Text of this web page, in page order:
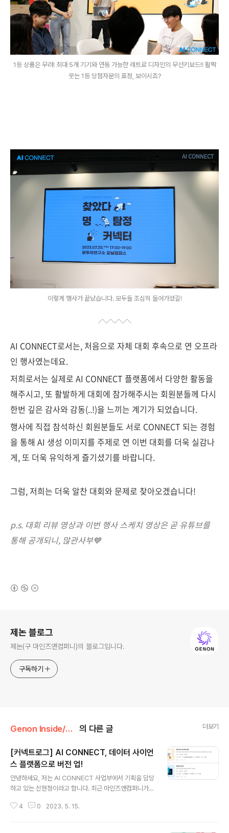
1등 상품은 무려! 최대 5개 기기와 연동 가능한 레트로 디자인의 무선키보드!! 활짝
웃는 1등 당첨자분의 표정, 보이시죠?
이렇게 행사가 끝났습니다. 모두들 조심히 들어가셨길!
AI CONNECT로서는, 처음으로 자체 대회 후속으로 연 오프라
인 행사였는데요.
저희로서는 실제로 AI CONNECT 플랫폼에서 다양한 활동을
해주시고, 또 활발하게 대회에 참가해주시는 회원분들께 다시
한번 깊은 감사와 감동(..!)을 느끼는 계기가 되었습니다.
행사에 직접 참석하신 회원분들도 서로 CONNECT 되는 경험
을 통해 AI 생성 이미지를 주제로 연 이번 대회를 더욱 실감나
게, 또 더욱 유익하게 즐기셨기를 바랍니다.
그럼, 저희는 더욱 알찬 대회와 문제로 찾아오겠습니다!
p.s. 대회 리뷰 영상과 이번 행사 스케치 영상은 곧 유튜브를
통해 공개되니, 많관사부💙
제논 블로그
제논(구 마인즈앤컴퍼니)의 블로그입니다.
구독하기
Genon Inside/커넥트로그 의 다른 글 더보기
[커넥트로그] AI CONNECT, 데이터 사이언
스 플랫폼으로 버전 업!
안녕하세요, 저는 AI CONNECT 사업부에서 기획을 담당
하고 있는 신현정이라고 합니다. 최근 마인즈앤컴퍼니가
새로워진 모습을 공개했습니다. AI CONNECT는 국내의
4 0 2023. 5. 15.